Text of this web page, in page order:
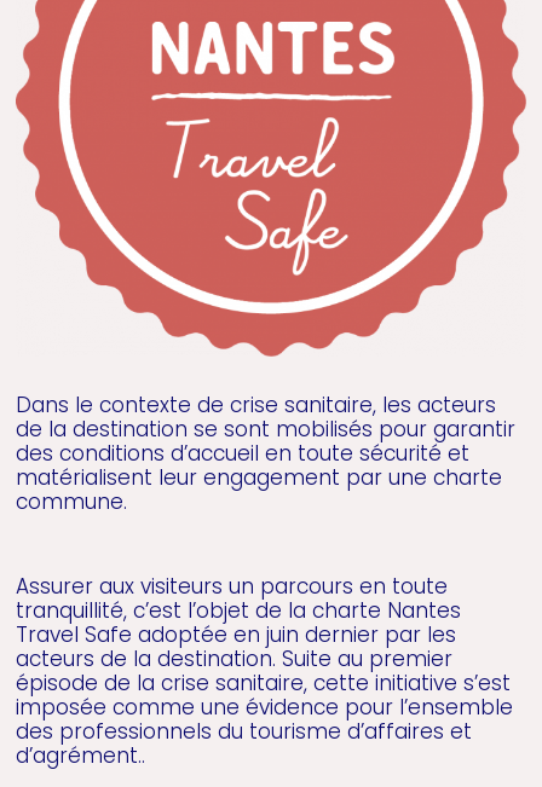
Dans le contexte de crise sanitaire, les acteurs
de la destination se sont mobilisés pour garantir
des conditions d’accueil en toute sécurité et
matérialisent leur engagement par une charte
commune.
Assurer aux visiteurs un parcours en toute
tranquillité, c’est l’objet de la charte Nantes
Travel Safe adoptée en juin dernier par les
acteurs de la destination. Suite au premier
épisode de la crise sanitaire, cette initiative s’est
imposée comme une évidence pour l’ensemble
des professionnels du tourisme d’affaires et
d’agrément..